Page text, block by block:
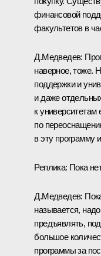
финансовой
факультетов в
Д.Медведев:
наверное, тоже.
поддержки и
и даже
к университетам
по
в эту программу
Реплика: Пока
Д.Медведев:
называется,
предъявлять,
большое
программы за